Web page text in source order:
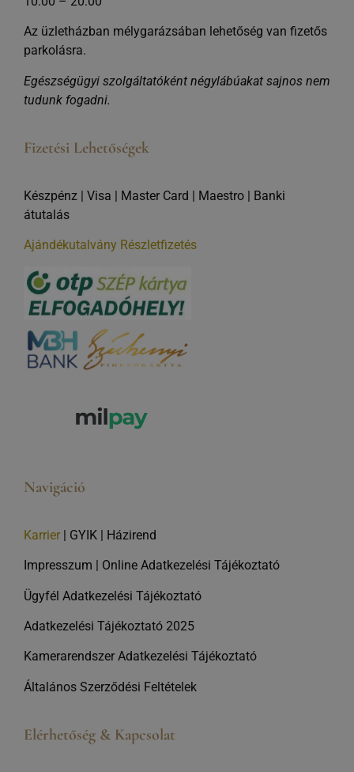
Az üzletházban mélygarázsában lehetőség van fizetős
parkolásra.
Egészségügyi szolgáltatóként négylábúakat sajnos nem
tudunk fogadni.
Fizetési Lehetőségek
Készpénz | Visa | Master Card | Maestro | Banki
átutalás
Ajándékutalvány Részletfizetés
Navigáció
Karrier | GYIK | Házirend
Impresszum Online Adatkezelési Tájékoztató
Ügyfél Adatkezelési Tájékoztató
Adatkezelési Tájékoztató 2025
Kamerarendszer Adatkezelési Tájékoztató
Általános Szerződési Feltételek
Elérhetőség & Kapcsolat